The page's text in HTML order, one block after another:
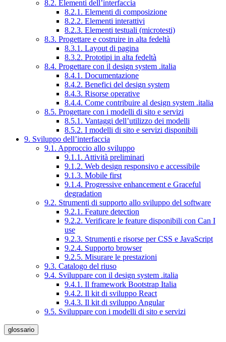
8.2. Elementi dell’interfaccia
8.2.1. Elementi di composizione
8.2.2. Elementi interattivi
8.2.3. Elementi testuali (microtesti)
8.3. Progettare e costruire in alta fedeltà
8.3.1. Layout di pagina
8.3.2. Prototipi in alta fedeltà
8.4. Progettare con il design system .italia
8.4.1. Documentazione
8.4.2. Benefici del design system
8.4.3. Risorse operative
8.4.4. Come contribuire al design system .italia
8.5. Progettare con i modelli di sito e servizi
8.5.1. Vantaggi dell’utilizzo dei modelli
8.5.2. I modelli di sito e servizi disponibili
9. Sviluppo dell’interfaccia
9.1. Approccio allo sviluppo
9.1.1. Attività preliminari
9.1.2. Web design responsivo e accessibile
9.1.3. Mobile first
9.1.4. Progressive enhancement e Graceful
degradation
9.2. Strumenti di supporto allo sviluppo del software
9.2.1. Feature detection
9.2.2. Verificare le feature disponibili con Can I
use
9.2.3. Strumenti e risorse per CSS e JavaScript
9.2.4. Supporto browser
9.2.5. Misurare le prestazioni
9.3. Catalogo del riuso
9.4. Sviluppare con il design system .italia
9.4.1. Il framework Bootstrap Italia
9.4.2. Il kit di sviluppo React
9.4.3. Il kit di sviluppo Angular
9.5. Sviluppare con i modelli di sito e servizi
glossario